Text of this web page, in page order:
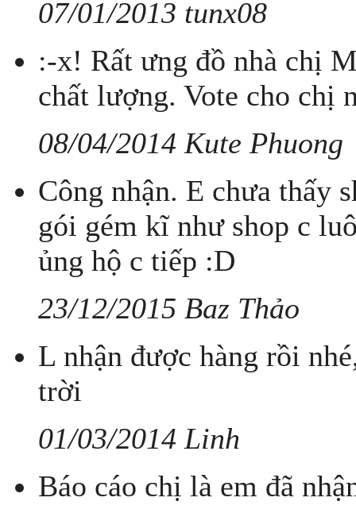
07/01/2013 tunx08
:-x! Rất ưng đồ nhà chị
chất lượng. Vote cho chị
08/04/2014 Kute Phuong
Công nhận. E chưa thấy
gói gém kĩ như shop c
ủng hộ c tiếp :D
23/12/2015 Baz Thảo
L nhận được hàng rồi
trời
01/03/2014 Linh
Báo cáo chị là em đã